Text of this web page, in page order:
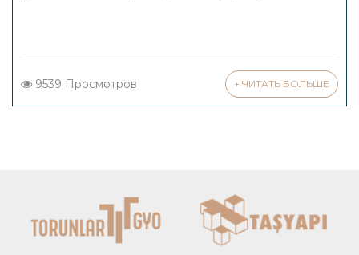
9539 Просмотров + ЧИТАТЬ БОЛЬШЕ